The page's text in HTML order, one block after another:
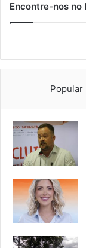
Encontre-nos no
Popular